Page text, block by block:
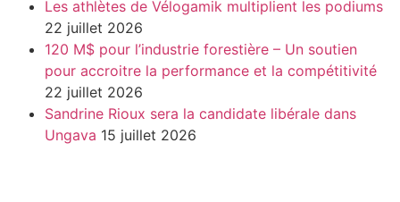
Les athlètes de Vélogamik multiplient les podiums
22 juillet 2026
120 M$ pour l’industrie forestière – Un soutien
pour accroitre la performance et la compétitivité
22 juillet 2026
Sandrine Rioux sera la candidate libérale dans
Ungava 15 juillet 2026